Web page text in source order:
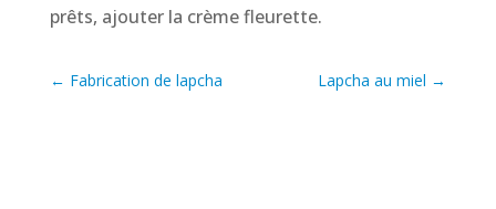
prêts, ajouter la crème fleurette.
← Fabrication de lapcha Lapcha au miel →